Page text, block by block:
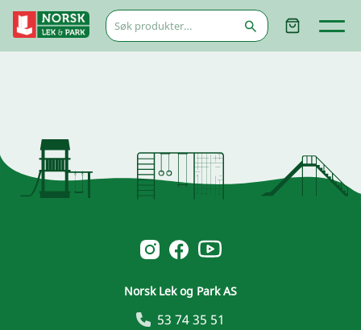
Søk
etter:
Norsk Leg & Park instagram
Norsk Leg & Park facebook
Norsk Leg & Park youtube
Norsk Lek og Park AS
53 74 35 51